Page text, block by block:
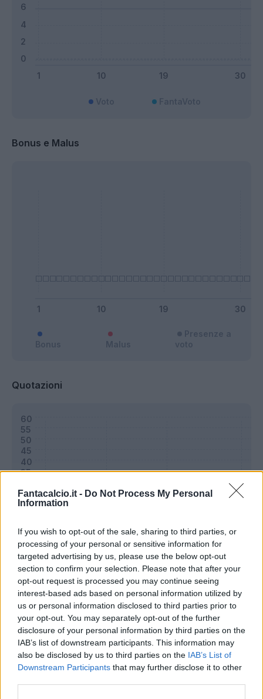
Fantacalcio.it - Do Not Process My Personal
Information
If you wish to opt-out of the sale, sharing to third parties, or
processing of your personal or sensitive information for
targeted advertising by us, please use the below opt-out
section to confirm your selection. Please note that after your
opt-out request is processed you may continue seeing
interest-based ads based on personal information utilized by
us or personal information disclosed to third parties prior to
your opt-out. You may separately opt-out of the further
disclosure of your personal information by third parties on the
IAB’s list of downstream participants. This information may
also be disclosed by us to third parties on the IAB’s List of
Downstream Participants that may further disclose it to other
Bonus e Malus
Quotazioni
Classic Mantra
Riepilogo stagione
Titolare 0 - 0%